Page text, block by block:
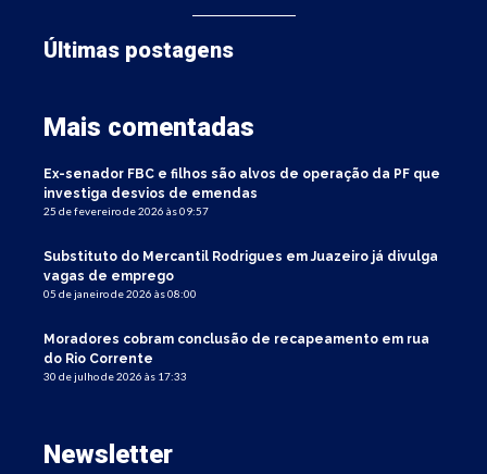
Últimas postagens
Mais comentadas
Ex-senador FBC e filhos são alvos de operação da PF que
investiga desvios de emendas
25 de fevereiro de 2026 às 09:57
Substituto do Mercantil Rodrigues em Juazeiro já divulga
vagas de emprego
05 de janeiro de 2026 às 08:00
Moradores cobram conclusão de recapeamento em rua
do Rio Corrente
30 de julho de 2026 às 17:33
Newsletter